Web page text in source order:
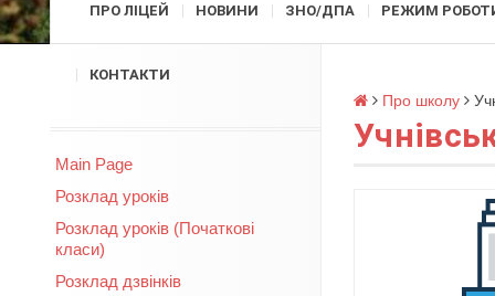
ПРО ЛІЦЕЙ НОВИНИ ЗНО/ДПА РЕЖИМ
КОНТАКТИ
Main Page
Розклад уроків
Розклад уроків (Початкові
класи)
Розклад дзвінків
Про школу